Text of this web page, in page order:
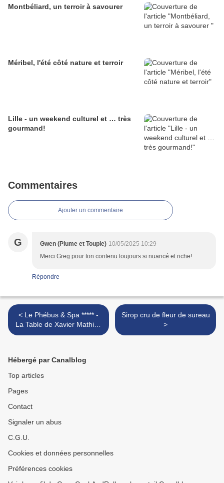
Montbéliard, un terroir à savourer
Méribel, l'été côté nature et terroir
Lille - un weekend culturel et … très
gourmand!
Commentaires
Ajouter un commentaire
G Gwen (Plume et Toupie) 10/05/2025 10:29
Merci Greg pour ton contenu toujours si nuancé et riche!
Répondre
< Le Phébus & Spa ***** -
La Table de Xavier Mathieu
*
Sirop cru de fleur de sureau
>
Hébergé par Canalblog
Top articles
Pages
Contact
Signaler un abus
C.G.U.
Cookies et données personnelles
Préférences cookies